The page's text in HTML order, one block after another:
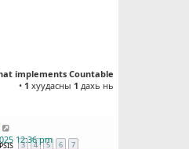
implements Countable
• 1 хуудасны 1 дахь нь
3 4 5 6 7
12:36 pm